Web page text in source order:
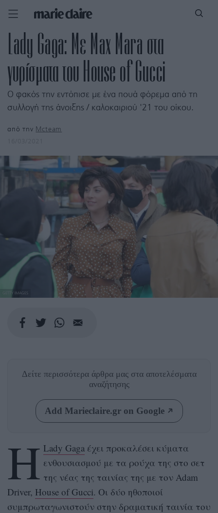
Lady Gaga: Με Max Mara στα
γυρίσματα του House of Gucci
Ο φακός την εντόπισε με ένα πουά φόρεμα από τη
συλλογή της άνοιξης / καλοκαιριού '21 του οίκου.
από την Mcteam
GETTY IMAGES
Δείτε περισσότερα άρθρα μας στα αποτελέσματα
αναζήτησης
Add Marieclaire.gr on Google
Η Lady Gaga έχει προκαλέσει κύματα
ενθουσιασμού με τα ρούχα της στο σετ
της νέας της ταινίας της με τον Adam
Driver, House of Gucci. Οι δύο ηθοποιοί
συμπρωταγωνιστούν στην δραματική ταινία του